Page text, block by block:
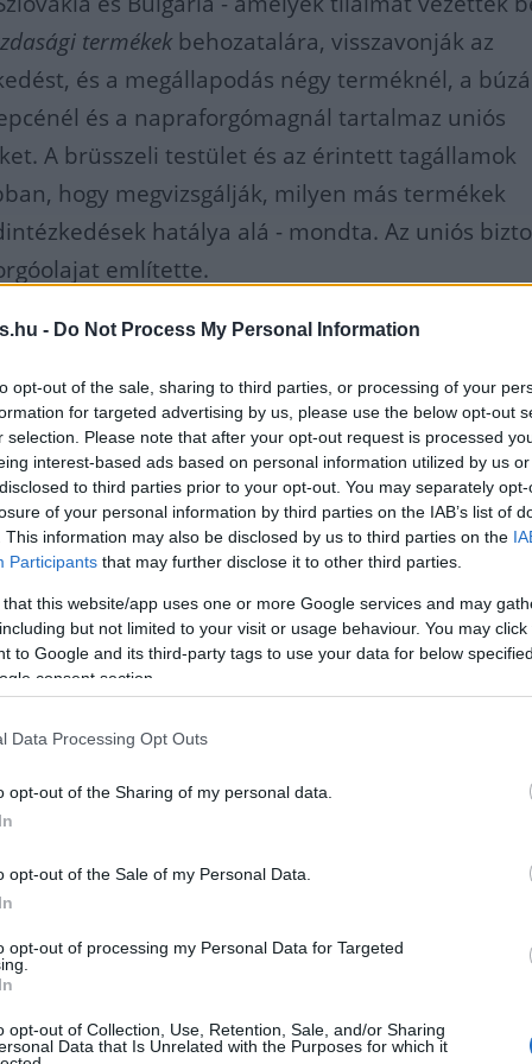
- Do Not Process My Personal Information
opt-out of the sale, sharing to third parties, or processing of your
for targeted advertising by us, please use the below opt-out
selection. Please note that after your opt-out request is processed
interest-based ads based on personal information utilized by us
to third parties prior to your opt-out. You may separately
of your personal information by third parties on the IAB’s list of
This information may also be disclosed by us to third parties on the
Participants that may further disclose it to other third parties.
that this website/app uses one or more Google services and may
but not limited to your visit or usage behaviour. You may
to Google and its third-party tags to use your data for below
consent section.
Data Processing Opt Outs
opt-out of the Sharing of my personal data.
opt-out of the Sale of my Personal Data.
opt-out of processing my Personal Data for Targeted
opt-out of Collection, Use, Retention, Sale, and/or Sharing
Data that Is Unrelated with the Purposes for which it
termékek behozatalára, visszavonják az
és a megállapodás négy terméknél, a
és a napraforgómagnál tartalmaz uniós
A brüsszeli testület és az érintett tagállamok
hogy megvizsgálják, milyen más termékek
hatálya alá - mondta. Az uniós
említette.
csomagot biztosít az
az öt
azon is, hogy
ukrajnai mezőgazdasági
az erre a célra létrehozott
útvonalakon - tájékoztatott az
az Európai Bizottság elnöke üzenetében
ukrán gabona és vetőmag tranzitjára
A megállapodás megőrzi Ukrajna
és megvédi az európai gazdálkodók
Magyarország, Lengyelország, Szlovákia,